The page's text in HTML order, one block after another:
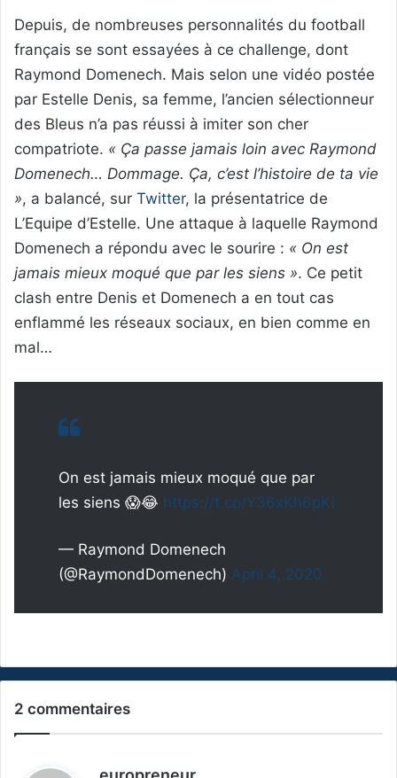
Depuis, de nombreuses personnalités du football
français se sont essayées à ce challenge, dont
Raymond Domenech. Mais selon une vidéo postée
par Estelle Denis, sa femme, l’ancien sélectionneur
des Bleus n’a pas réussi à imiter son cher
compatriote. « Ça passe jamais loin avec Raymond
Domenech… Dommage. Ça, c’est l’histoire de ta vie
», a balancé, sur Twitter, la présentatrice de
L’Equipe d’Estelle. Une attaque à laquelle Raymond
Domenech a répondu avec le sourire : « On est
jamais mieux moqué que par les siens ». Ce petit
clash entre Denis et Domenech a en tout cas
enflammé les réseaux sociaux, en bien comme en
mal…
On est jamais mieux moqué que par
les siens 😱😂 https://t.co/Y36xKh6pKi
— Raymond Domenech
(@RaymondDomenech) April 4, 2020
2 commentaires